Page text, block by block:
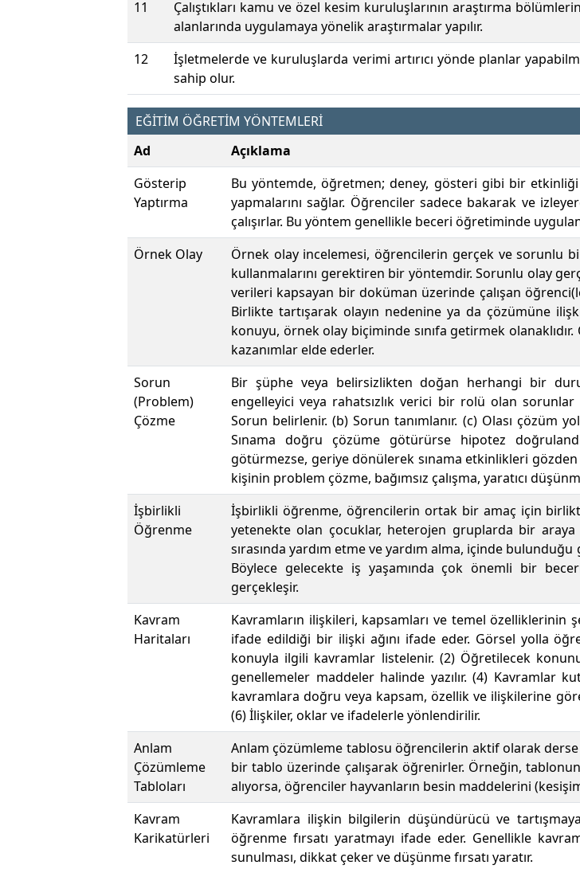
11
Çalıştıkları kamu ve özel kesim kuruluşlarının araştırma
alanlarında uygulamaya yönelik araştırmalar yapılır.
12
İşletmelerde ve kuruluşlarda verimi artırıcı yönde planlar
sahip olur.
EĞİTİM ÖĞRETİM YÖNTEMLERİ
Ad
Açıklama
Gösterip
Yaptırma
Bu yöntemde, öğretmen; deney, gösteri gibi bir
yapmalarını sağlar. Öğrenciler sadece bakarak ve
çalışırlar. Bu yöntem genellikle beceri öğretiminde
Örnek Olay
Örnek olay incelemesi, öğrencilerin gerçek ve sorunlu
kullanmalarını gerektiren bir yöntemdir. Sorunlu olay
verileri kapsayan bir doküman üzerinde çalışan
Birlikte tartışarak olayın nedenine ya da çözümüne
konuyu, örnek olay biçiminde sınıfa getirmek
kazanımlar elde ederler.
Sorun
(Problem)
Çözme
Bir şüphe veya belirsizlikten doğan herhangi bir
engelleyici veya rahatsızlık verici bir rolü olan
Sorun belirlenir. (b) Sorun tanımlanır. (c) Olası çözüm
Sınama doğru çözüme götürürse hipotez
götürmezse, geriye dönülerek sınama etkinlikleri
kişinin problem çözme, bağımsız çalışma, yaratıcı
İşbirlikli
Öğrenme
İşbirlikli öğrenme, öğrencilerin ortak bir amaç için
yetenekte olan çocuklar, heterojen gruplarda bir
sırasında yardım etme ve yardım alma, içinde
Böylece gelecekte iş yaşamında çok önemli bir
gerçekleşir.
Kavram
Haritaları
Kavramların ilişkileri, kapsamları ve temel
ifade edildiği bir ilişki ağını ifade eder. Görsel yolla
konuyla ilgili kavramlar listelenir. (2) Öğretilecek
genellemeler maddeler halinde yazılır. (4) Kavramlar
kavramlara doğru veya kapsam, özellik ve ilişkilerine
(6) İlişkiler, oklar ve ifadelerle yönlendirilir.
Anlam
Çözümleme
Tabloları
Anlam çözümleme tablosu öğrencilerin aktif olarak
bir tablo üzerinde çalışarak öğrenirler. Örneğin,
alıyorsa, öğrenciler hayvanların besin maddelerini
Kavram
Karikatürleri
Kavramlara ilişkin bilgilerin düşündürücü ve
öğrenme fırsatı yaratmayı ifade eder. Genellikle
sunulması, dikkat çeker ve düşünme fırsatı yaratır.